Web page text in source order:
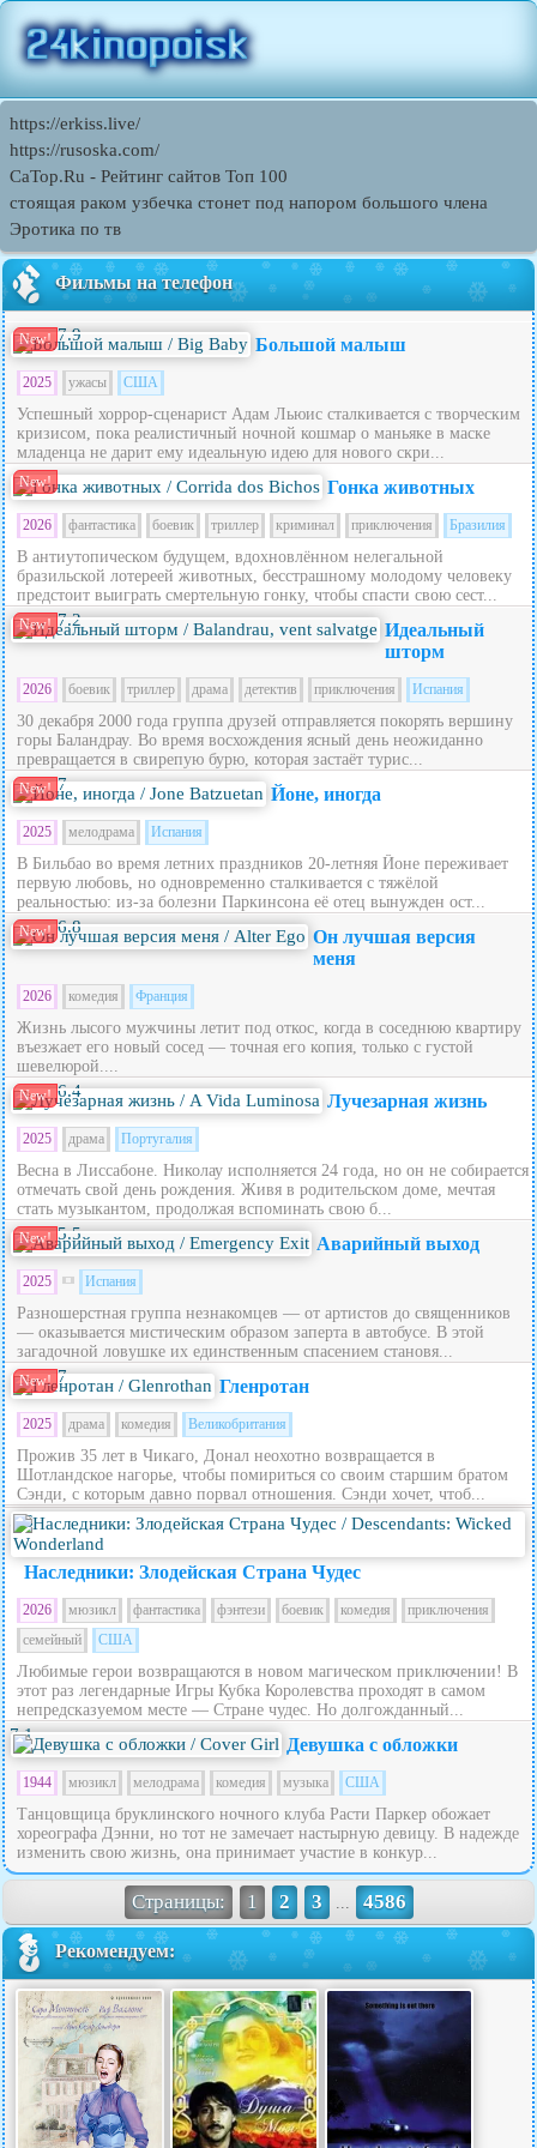
https://erkiss.live/
https://rusoska.com/
CaTop.Ru - Рейтинг сайтов Toп 100
стоящая раком узбечка стонет под напором большого члена
Эротика по тв
Фильмы на телефон
New! 7.9 Большой малыш
2025 ужасы США
Успешный хоррор-сценарист Адам Льюис сталкивается с творческим
кризисом, пока реалистичный ночной кошмар о маньяке в маске
младенца не дарит ему идеальную идею для нового скри...
New! Гонка животных
2026 фантастика боевик триллер криминал приключения Бразилия
В антиутопическом будущем, вдохновлённом нелегальной
бразильской лотереей животных, бесстрашному молодому человеку
предстоит выиграть смертельную гонку, чтобы спасти свою сест...
New! 7.2
Идеальный
шторм
2026 боевик триллер драма детектив приключения Испания
30 декабря 2000 года группа друзей отправляется покорять вершину
горы Баландрау. Во время восхождения ясный день неожиданно
превращается в свирепую бурю, которая застаёт турис...
New! 7 Йоне, иногда
2025 мелодрама Испания
В Бильбао во время летних праздников 20‑летняя Йоне переживает
первую любовь, но одновременно сталкивается с тяжёлой
реальностью: из‑за болезни Паркинсона её отец вынужден ост...
New! 6.8
Он лучшая версия
меня
2026 комедия Франция
Жизнь лысого мужчины летит под откос, когда в соседнюю квартиру
въезжает его новый сосед — точная его копия, только с густой
шевелюрой....
New! 6.4 Лучезарная жизнь
2025 драма Португалия
Весна в Лиссабоне. Николау исполняется 24 года, но он не собирается
отмечать свой день рождения. Живя в родительском доме, мечтая
стать музыкантом, продолжая вспоминать свою б...
New! 5.5 Аварийный выход
2025 Испания
Разношерстная группа незнакомцев — от артистов до священников
— оказывается мистическим образом заперта в автобусе. В этой
загадочной ловушке их единственным спасением становя...
New! 7 Гленротан
2025 драма комедия Великобритания
Прожив 35 лет в Чикаго, Донал неохотно возвращается в
Шотландское нагорье, чтобы помириться со своим старшим братом
Сэнди, с которым давно порвал отношения. Сэнди хочет, чтоб...
5.6
Наследники: Злодейская Страна Чудес
2026 мюзикл фантастика фэнтези боевик комедия
приключения
семейный
США
Любимые герои возвращаются в новом магическом приключении! В
этот раз легендарные Игры Кубка Королевства проходят в самом
непредсказуемом месте — Стране чудес. Но долгожданный...
7.1 Девушка с обложки
1944 мюзикл мелодрама комедия музыка США
Танцовщица бруклинского ночного клуба Расти Паркер обожает
хореографа Дэнни, но тот не замечает настырную девицу. В надежде
изменить свою жизнь, она принимает участие в конкур...
Страницы: 1 2 3 ... 4586
Рекомендуем: